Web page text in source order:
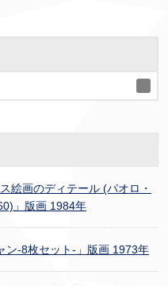
絵画のディテール (パオロ・
」版画 1984年
ン-8枚セット-」版画 1973年